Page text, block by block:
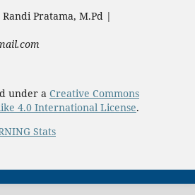
Pratama, M.Pd |
under a Creative Commons
4.0 International License.
Stats